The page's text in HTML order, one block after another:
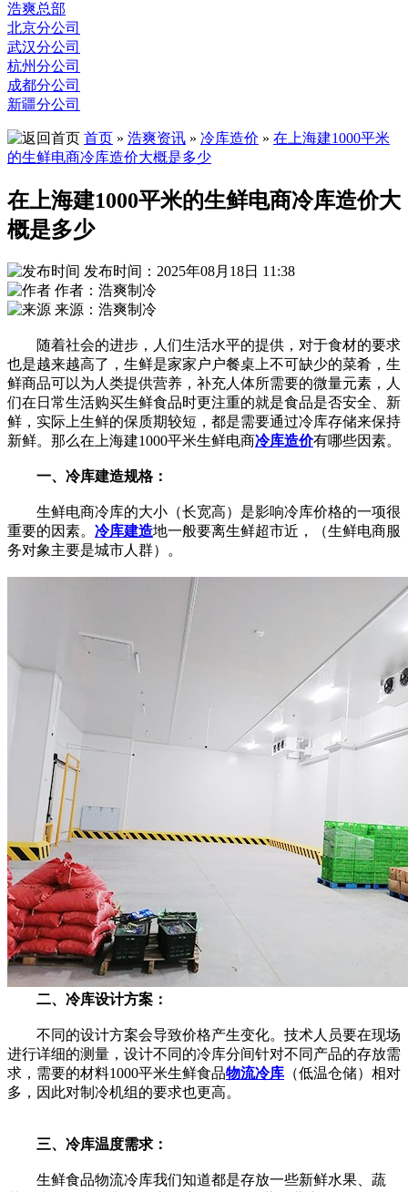
浩爽总部
北京分公司
武汉分公司
杭州分公司
成都分公司
新疆分公司
首页 » 浩爽资讯 » 冷库造价 » 在上海建1000平米
的生鲜电商冷库造价大概是多少
在上海建1000平米的生鲜电商冷库造价大
概是多少
发布时间：2025年08月18日 11:38
作者：浩爽制冷
来源：浩爽制冷
随着社会的进步，人们生活水平的提供，对于食材的要求
也是越来越高了，生鲜是家家户户餐桌上不可缺少的菜肴，生
鲜商品可以为人类提供营养，补充人体所需要的微量元素，人
们在日常生活购买生鲜食品时更注重的就是食品是否安全、新
鲜，实际上生鲜的保质期较短，都是需要通过冷库存储来保持
新鲜。那么在上海建1000平米生鲜电商冷库造价有哪些因素。
一、冷库建造规格：
生鲜电商冷库的大小（长宽高）是影响冷库价格的一项很
重要的因素。 冷库建造地一般要离生鲜超市近，（生鲜电商服
务对象主要是城市人群）。
二、冷库设计方案：
不同的设计方案会导致价格产生变化。技术人员要在现场
进行详细的测量，设计不同的冷库分间针对不同产品的存放需
求，需要的材料1000平米生鲜食品物流冷库 （低温仓储）相对
多，因此对制冷机组的要求也更高。
三、冷库温度需求：
生鲜食品物流冷库我们知道都是存放一些新鲜水果、蔬